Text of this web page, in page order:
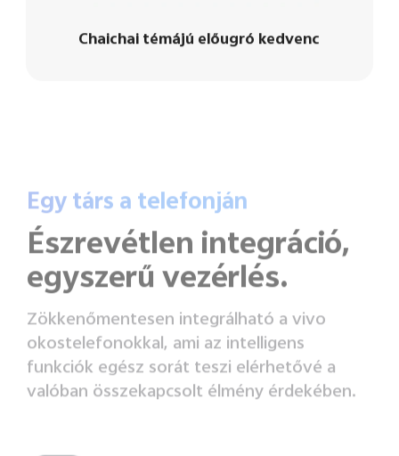
Chaichai témájú előugró kedvenc
Egy társ a telefonján
Észrevétlen integráció,
egyszerű vezérlés.
Zökkenőmentesen integrálható a vivo
okostelefonokkal, ami az intelligens
funkciók egész sorát teszi elérhetővé a
valóban összekapcsolt élmény érdekében.